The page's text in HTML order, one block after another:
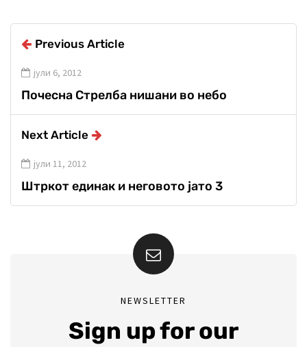
Previous Article
јули 6, 2012
Почесна Стрелба нишани во небо
Next Article
јули 11, 2012
Штркот единак и неговото јато 3
NEWSLETTER
Sign up for our